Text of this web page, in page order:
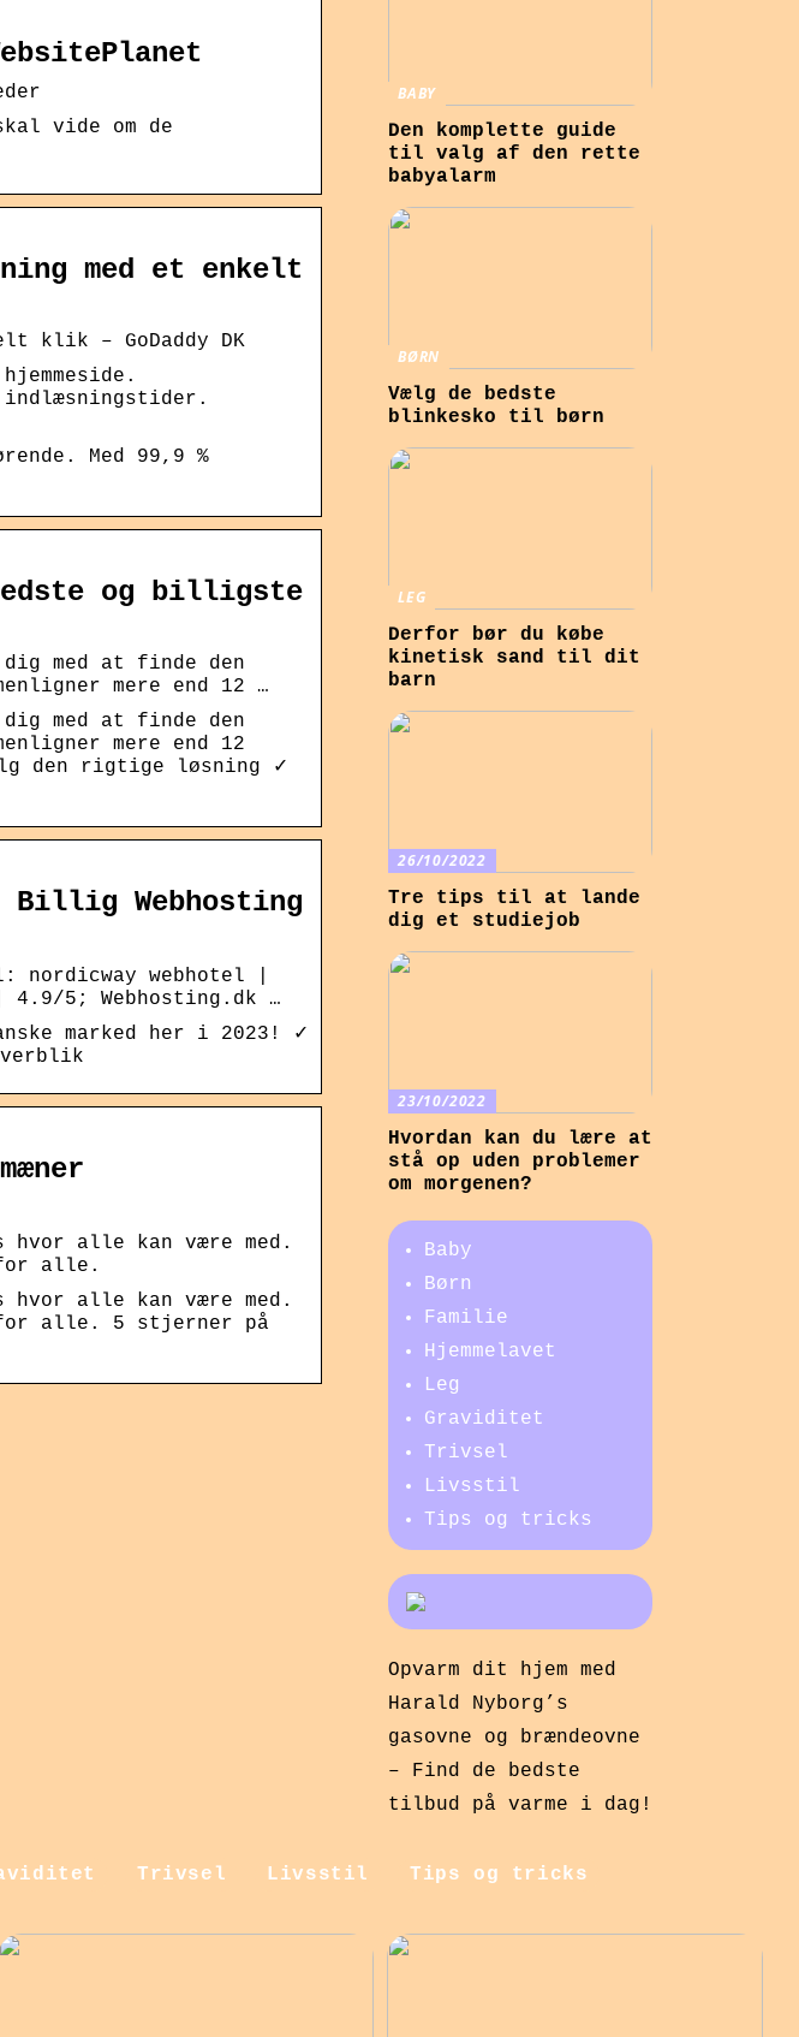
vide om de
med et enkelt
klik – GoDaddy DK
indlæsningstider.
Med 99,9 %
og billigste
med at finde den
mere end 12 …
med at finde den
mere end 12
den rigtige løsning ✓
Billig Webhosting
nordicway webhotel |
5; Webhosting.dk …
marked her i 2023! ✓
alle kan være med.
for alle.
alle kan være med.
for alle. 5 stjerner på
BABY
Den komplette guide
til valg af den rette
babyalarm
BØRN
Vælg de bedste
blinkesko til børn
LEG
Derfor bør du købe
kinetisk sand til dit
barn
26/10/2022
Tre tips til at lande
dig et studiejob
23/10/2022
Hvordan kan du lære at
stå op uden problemer
om morgenen?
Baby
Børn
Familie
Hjemmelavet
Leg
Graviditet
Trivsel
Livsstil
Tips og tricks
Opvarm dit hjem med
Harald Nyborg’s
gasovne og brændeovne
– Find de bedste
tilbud på varme i dag!
Trivsel Livsstil Tips og tricks